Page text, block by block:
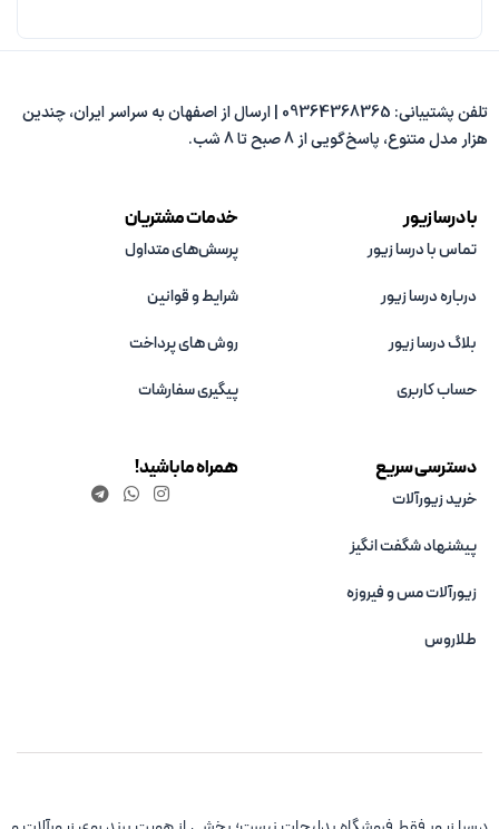
تلفن پشتیبانی: 09364368365 | ارسال از اصفهان به سراسر ایران، چندین
هزار مدل متنوع، پاسخ‌گویی از 8 صبح تا 8 شب.
با درسا زیور
تماس با درسا زیور
درباره درسا زیور
بلاگ درسا زیور
حساب کاربری
خدمات مشتریان
پرسش‌های متداول
شرایط و قوانین
روش های پرداخت
پیگیری سفارشات
دسترسی سریع
خرید زیورآلات
پیشنهاد شگفت انگیز
زیورآلات مس و فیروزه‌
طلاروس
همراه ما باشید!